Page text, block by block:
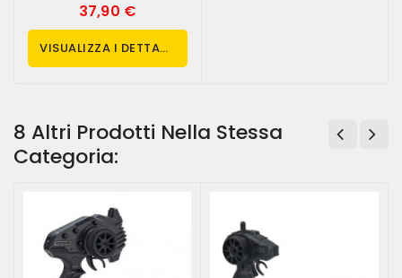
37,90 €
VISUALIZZA I DETTAGLI
8 Altri Prodotti Nella Stessa
Categoria: